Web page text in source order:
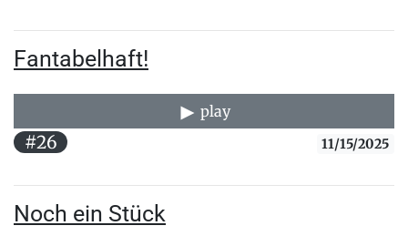
Fantabelhaft!
play
#26 11/15/2025
Noch ein Stück